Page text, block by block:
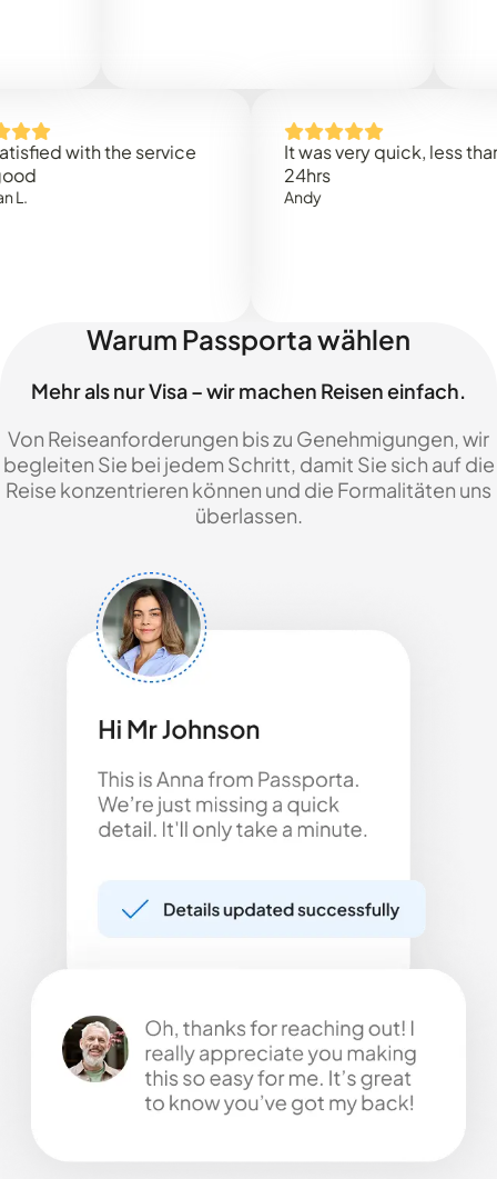
with the service
It was very quick, less than
Warum Passporta wählen
Mehr als nur Visa – wir machen Reisen einfach.
Von Reiseanforderungen bis zu Genehmigungen, wir
begleiten Sie bei jedem Schritt, damit Sie sich auf die
Reise konzentrieren können und die Formalitäten uns
überlassen.